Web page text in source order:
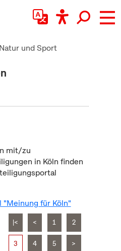
und Sport
mit/zu
in Köln finden
für Köln"
|< < 1 2
3 4 5 >